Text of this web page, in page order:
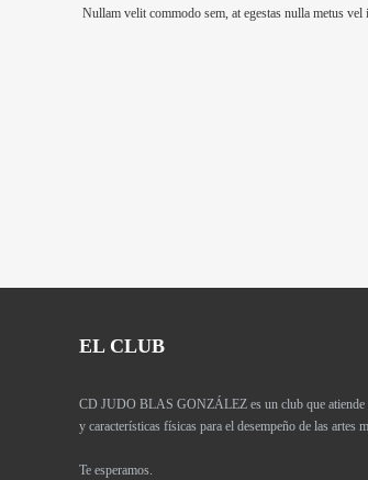
Nullam velit commodo sem, at egestas nulla metus
EL CLUB
CD JUDO BLAS GONZÁLEZ es un club que atiende
y características físicas para el desempeño de las
Te esperamos.